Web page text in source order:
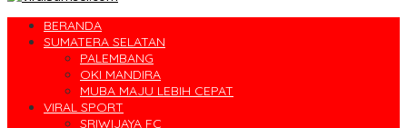
BERANDA
SUMATERA SELATAN
PALEMBANG
OKI MANDIRA
MUBA MAJU LEBIH CEPAT
VIRAL SPORT
SRIWIJAYA FC